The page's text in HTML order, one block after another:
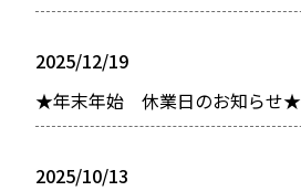
2025/12/19
★年末年始 休業日のお知らせ★
2025/10/13